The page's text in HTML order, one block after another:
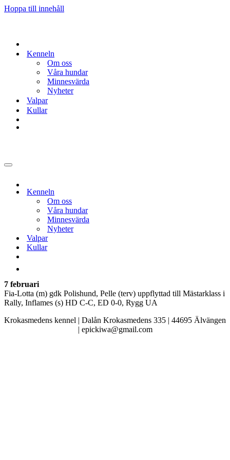
Hoppa till innehåll
Kenneln
Om oss
Våra hundar
Minnesvärda
Nyheter
Valpar
Kullar
Navigeringsmeny
Kenneln
Om oss
Våra hundar
Minnesvärda
Nyheter
Valpar
Kullar
7 februari
Fia-Lotta (m) gdk Polishund, Pelle (terv) uppflyttad till Mästarklass i
Rally, Inflames (s) HD C-C, ED 0-0, Rygg UA
Krokasmedens kennel | Dalån Krokasmedens 335 | 44695 Älvängen
| epickiwa@gmail.com